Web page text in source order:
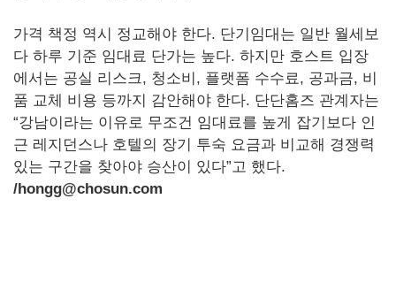
가격 책정 역시 정교해야 한다. 단기임대는 일반 월세보
다 하루 기준 임대료 단가는 높다. 하지만 호스트 입장
에서는 공실 리스크, 청소비, 플랫폼 수수료, 공과금, 비
품 교체 비용 등까지 감안해야 한다. 단단홈즈 관계자는
“강남이라는 이유로 무조건 임대료를 높게 잡기보다 인
근 레지던스나 호텔의 장기 투숙 요금과 비교해 경쟁력
있는 구간을 찾아야 승산이 있다”고 했다.
/hongg@chosun.com